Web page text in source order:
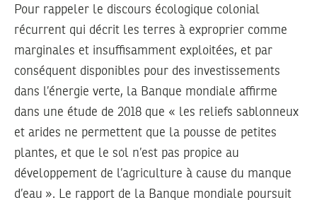
Pour rappeler le discours écologique colonial
récurrent qui décrit les terres à exproprier comme
marginales et insuffisamment exploitées, et par
conséquent disponibles pour des investissements
dans l’énergie verte, la Banque mondiale affirme
dans une étude de 2018 que « les reliefs sablonneux
et arides ne permettent que la pousse de petites
plantes, et que le sol n’est pas propice au
développement de l’agriculture à cause du manque
d’eau ». Le rapport de la Banque mondiale poursuit